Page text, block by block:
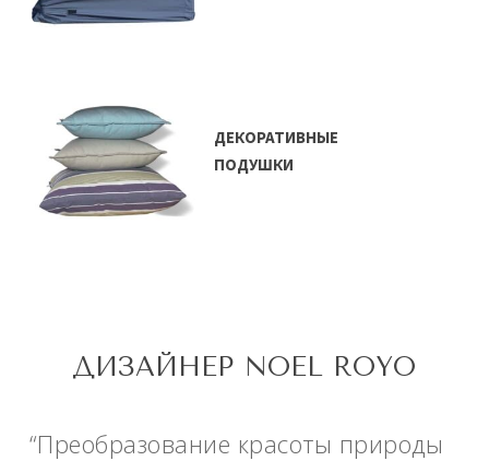
ДЕКОРАТИВНЫЕ
ПОДУШКИ
ДИЗАЙНЕР NOEL ROYO
“Преобразование красоты природы